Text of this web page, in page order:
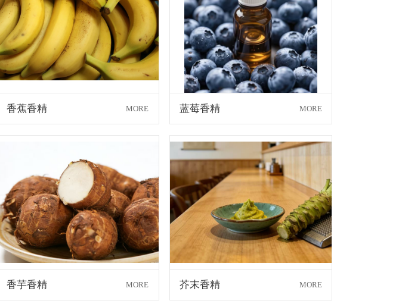
香蕉香精 MORE 蓝莓香精 MORE
香芋香精 MORE 芥末香精 MORE